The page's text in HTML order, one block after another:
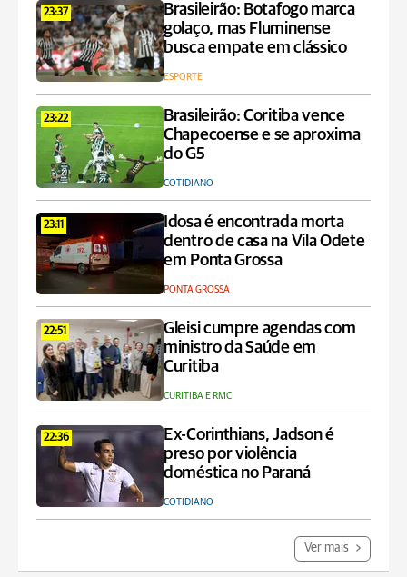
23:37
Brasileirão: Botafogo marca
golaço, mas Fluminense
busca empate em clássico
ESPORTE
23:22
Brasileirão: Coritiba vence
Chapecoense e se aproxima
do G5
COTIDIANO
23:11
Idosa é encontrada morta
dentro de casa na Vila Odete
em Ponta Grossa
PONTA GROSSA
22:51
Gleisi cumpre agendas com
ministro da Saúde em
Curitiba
CURITIBA E RMC
22:36
Ex-Corinthians, Jadson é
preso por violência
doméstica no Paraná
COTIDIANO
Ver mais